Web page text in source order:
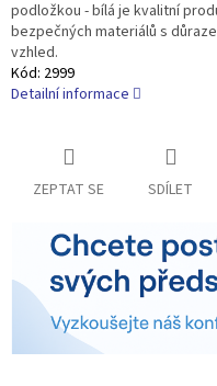
podložkou - bílá je kvalitní
bezpečných materiálů s
vzhled.
Kód: 2999
Detailní informace
ZEPTAT SE SDÍLET